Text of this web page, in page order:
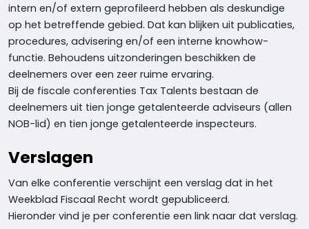
intern en/of extern geprofileerd hebben als deskundige
op het betreffende gebied. Dat kan blijken uit publicaties,
procedures, advisering en/of een interne knowhow-
functie. Behoudens uitzonderingen beschikken de
deelnemers over een zeer ruime ervaring.
Bij de fiscale conferenties Tax Talents bestaan de
deelnemers uit tien jonge getalenteerde adviseurs (allen
NOB-lid) en tien jonge getalenteerde inspecteurs.
Verslagen
Van elke conferentie verschijnt een verslag dat in het
Weekblad Fiscaal Recht wordt gepubliceerd.
Hieronder vind je per conferentie een link naar dat verslag.